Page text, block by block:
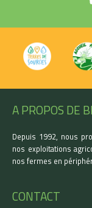
A PROPOS DE
Depuis 1992, nous
nos exploitations
nos fermes en
CONTACT